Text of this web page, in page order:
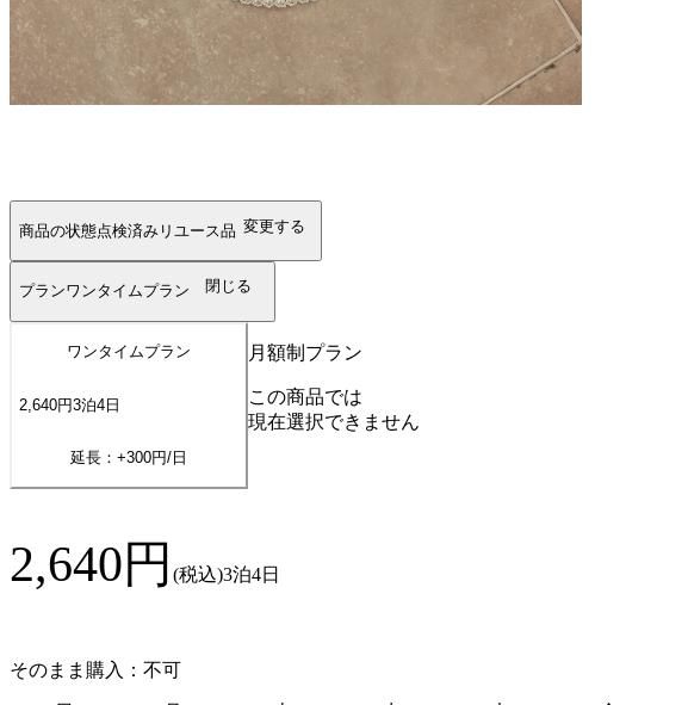
商品の状態点検済みリユース品 変更する
プランワンタイムプラン 閉じる
ワンタイムプラン
2,640円3泊4日
延長：+300円/日
月額制プラン
この商品では
現在選択できません
2,640円 (税込)3泊4日
そのまま購入：不可